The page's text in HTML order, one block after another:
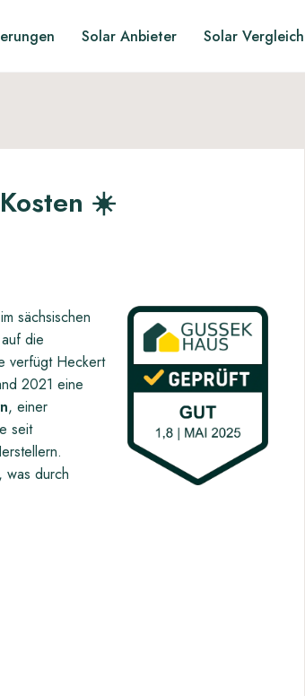
Solar Anbieter Solar Vergleich
☀️
sächsischen
die
verfügt Heckert
2021 eine
, einer
seit
was durch